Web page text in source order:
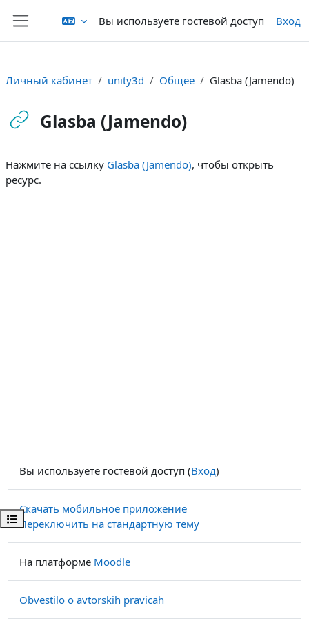
Перейти к основному содержанию
Боковая панель
Вы используете гостевой доступ Вход
Открыть оглавление курса
Личный кабинет unity3d Общее Glasba (Jamendo)
Glasba (Jamendo)
Нажмите на ссылку Glasba (Jamendo), чтобы открыть
ресурс.
Вы используете гостевой доступ (Вход)
Скачать мобильное приложение
Переключить на стандартную тему
На платформе Moodle
Obvestilo o avtorskih pravicah